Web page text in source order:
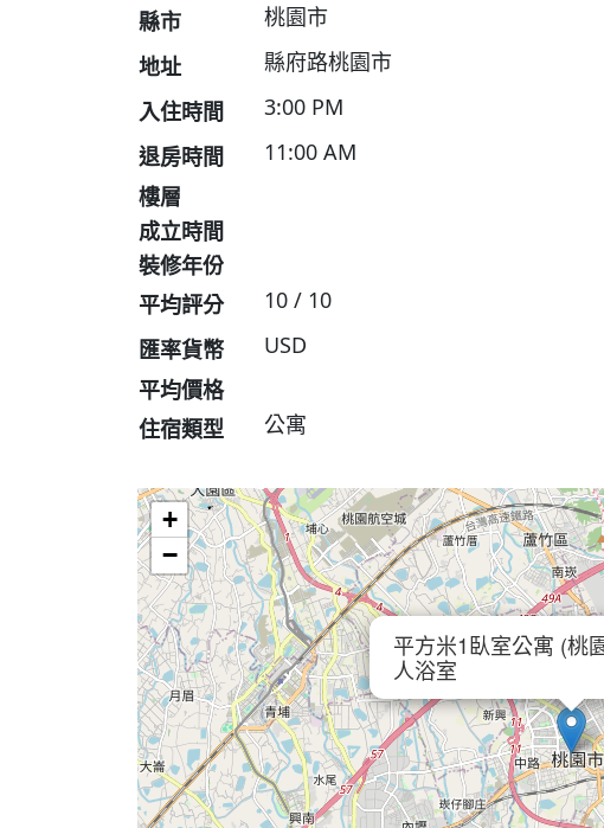
縣市
桃園市
地址
縣府路桃園市
入住時間
3:00 PM
退房時間
11:00 AM
樓層
成立時間
裝修年份
平均評分
10 / 10
匯率貨幣
USD
平均價格
住宿類型
公寓
平方米1臥室公寓 (桃
人浴室
+
−